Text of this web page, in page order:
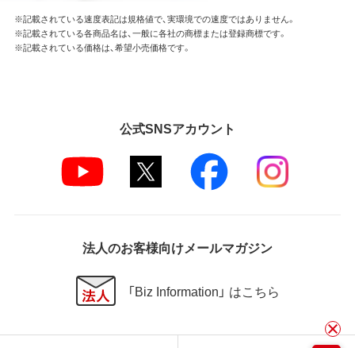
※記載されている速度表記は規格値で、実環境での速度ではありません。
※記載されている各商品名は、一般に各社の商標または登録商標です。
※記載されている価格は、希望小売価格です。
公式SNSアカウント
法人のお客様向けメールマガジン
「Biz Information」 はこちら